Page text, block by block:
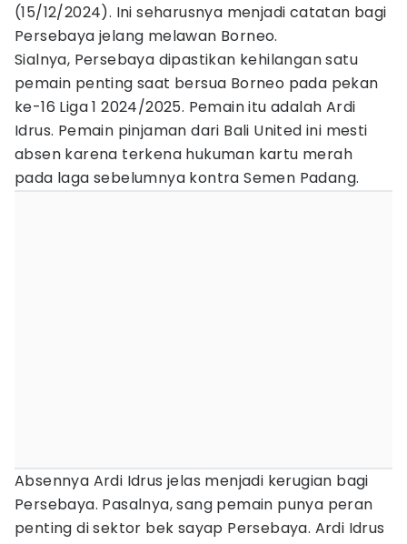
(15/12/2024). Ini seharusnya menjadi catatan bagi
Persebaya jelang melawan Borneo.
Sialnya, Persebaya dipastikan kehilangan satu
pemain penting saat bersua Borneo pada pekan
ke-16 Liga 1 2024/2025. Pemain itu adalah Ardi
Idrus. Pemain pinjaman dari Bali United ini mesti
absen karena terkena hukuman kartu merah
pada laga sebelumnya kontra Semen Padang.
Absennya Ardi Idrus jelas menjadi kerugian bagi
Persebaya. Pasalnya, sang pemain punya peran
penting di sektor bek sayap Persebaya. Ardi Idrus